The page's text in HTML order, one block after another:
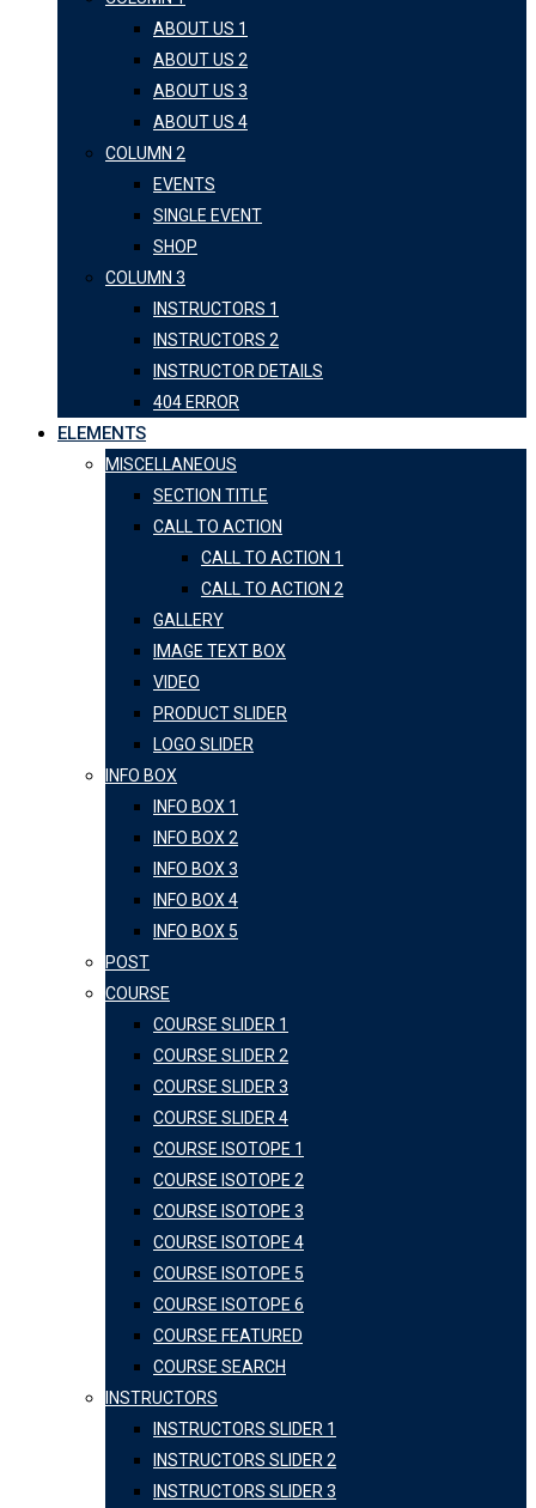
ABOUT US 1
ABOUT US 2
ABOUT US 3
ABOUT US 4
COLUMN 2
EVENTS
SINGLE EVENT
SHOP
COLUMN 3
INSTRUCTORS 1
INSTRUCTORS 2
INSTRUCTOR DETAILS
404 ERROR
ELEMENTS
MISCELLANEOUS
SECTION TITLE
CALL TO ACTION
CALL TO ACTION 1
CALL TO ACTION 2
GALLERY
IMAGE TEXT BOX
VIDEO
PRODUCT SLIDER
LOGO SLIDER
INFO BOX
INFO BOX 1
INFO BOX 2
INFO BOX 3
INFO BOX 4
INFO BOX 5
POST
COURSE
COURSE SLIDER 1
COURSE SLIDER 2
COURSE SLIDER 3
COURSE SLIDER 4
COURSE ISOTOPE 1
COURSE ISOTOPE 2
COURSE ISOTOPE 3
COURSE ISOTOPE 4
COURSE ISOTOPE 5
COURSE ISOTOPE 6
COURSE FEATURED
COURSE SEARCH
INSTRUCTORS
INSTRUCTORS SLIDER 1
INSTRUCTORS SLIDER 2
INSTRUCTORS SLIDER 3